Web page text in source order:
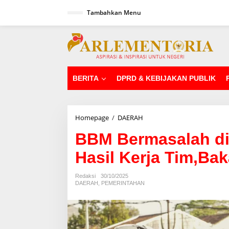
Tambahkan Menu
BERITA DPRD & KEBIJAKAN PUBLIK
Homepage / DAERAH
M
B
e
r
a
a
a
BBM Bermasalah
Hasil Kerja
Redaksi
30/10/2025
DAERAH
PEMERINTAHAN